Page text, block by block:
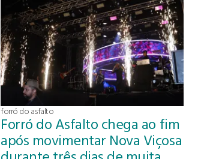
forró do asfalto
Forró do Asfalto chega ao fim
após movimentar Nova Viçosa